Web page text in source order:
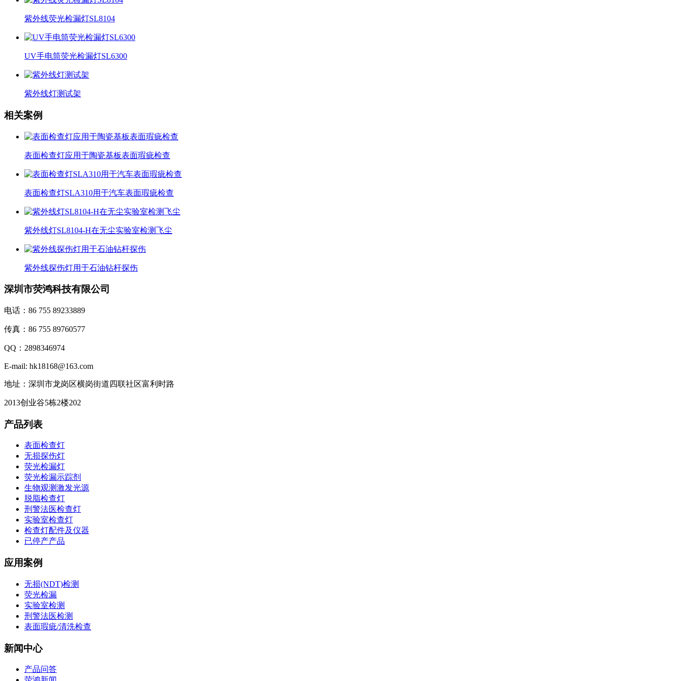
紫外线荧光检漏灯SL8104
UV手电筒荧光检漏灯SL6300
紫外线灯测试架
相关案例
表面检查灯应用于陶瓷基板表面瑕疵检查
表面检查灯SLA310用于汽车表面瑕疵检查
紫外线灯SL8104-H在无尘实验室检测飞尘
紫外线探伤灯用于石油钻杆探伤
深圳市荧鸿科技有限公司
电话：86 755 89233889
传真：86 755 89760577
QQ：2898346974
E-mail: hk18168@163.com
地址：深圳市龙岗区横岗街道四联社区富利时路
2013创业谷5栋2楼202
产品列表
表面检查灯
无损探伤灯
荧光检漏灯
荧光检漏示踪剂
生物观测激发光源
脱脂检查灯
刑警法医检查灯
实验室检查灯
检查灯配件及仪器
已停产产品
应用案例
无损(NDT)检测
荧光检漏
实验室检测
刑警法医检测
表面瑕疵/清洗检查
新闻中心
产品问答